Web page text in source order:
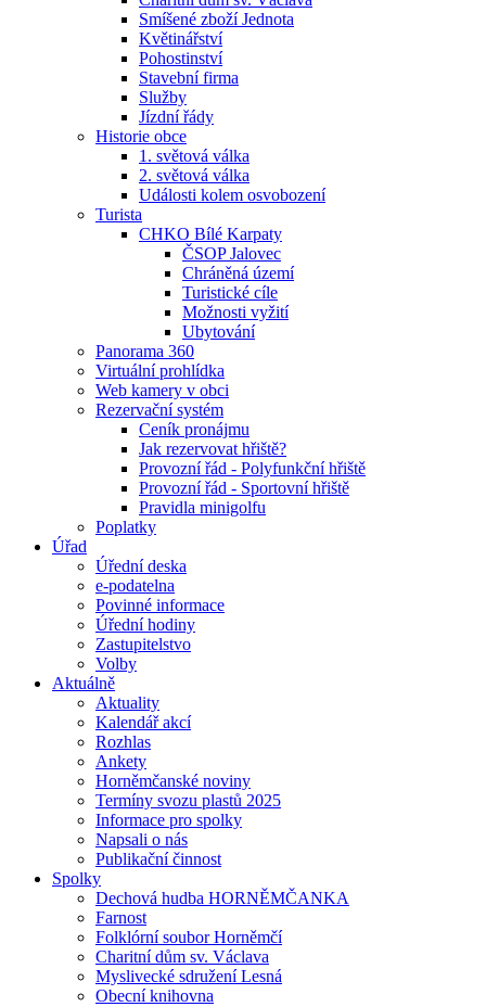
Smíšené zboží Jednota
Květinářství
Pohostinství
Stavební firma
Služby
Jízdní řády
Historie obce
1. světová válka
2. světová válka
Události kolem osvobození
Turista
CHKO Bílé Karpaty
ČSOP Jalovec
Chráněná území
Turistické cíle
Možnosti vyžití
Ubytování
Panorama 360
Virtuální prohlídka
Web kamery v obci
Rezervační systém
Ceník pronájmu
Jak rezervovat hřiště?
Provozní řád - Polyfunkční hřiště
Provozní řád - Sportovní hřiště
Pravidla minigolfu
Poplatky
Úřad
Úřední deska
e-podatelna
Povinné informace
Úřední hodiny
Zastupitelstvo
Volby
Aktuálně
Aktuality
Kalendář akcí
Rozhlas
Ankety
Horněmčanské noviny
Termíny svozu plastů 2025
Informace pro spolky
Napsali o nás
Publikační činnost
Spolky
Dechová hudba HORNĚMČANKA
Farnost
Folklórní soubor Horněmčí
Charitní dům sv. Václava
Myslivecké sdružení Lesná
Obecní knihovna